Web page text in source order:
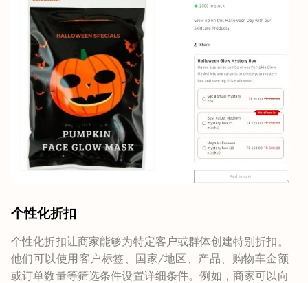
个性化折扣
个性化折扣让商家能够为特定客户或群体创建特别折扣。
他们可以使用客户标签、国家/地区、产品、购物车金额
或订单数量等筛选条件设置详细条件。例如，商家可以向